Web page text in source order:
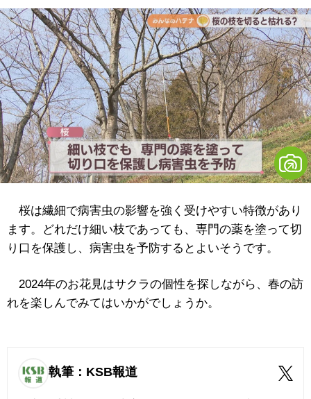
桜は繊細で病害虫の影響を強く受けやすい特徴があり
ます。どれだけ細い枝であっても、専門の薬を塗って切
り口を保護し、病害虫を予防するとよいそうです。
2024年のお花見はサクラの個性を探しながら、春の訪
れを楽しんでみてはいかがでしょうか。
執筆：KSB報道